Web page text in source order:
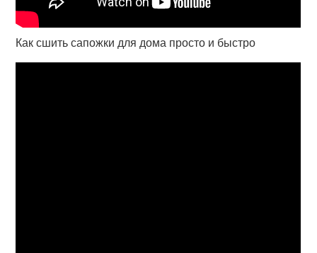
Как сшить сапожки для дома просто и быстро